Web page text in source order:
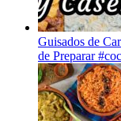
Guisados de
de Preparar